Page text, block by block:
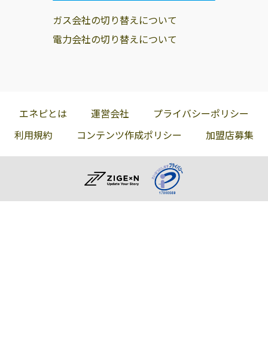
ガス会社の切り替えについて
電力会社の切り替えについて
エネピとは 運営会社
プライバシーポリシー
利用規約
コンテンツ作成ポリシー 加盟店募集